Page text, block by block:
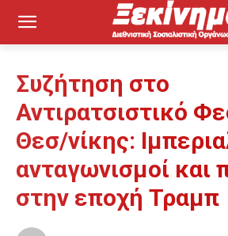
Συζήτηση στο
Αντιρατσιστικό
Θεσ/νίκης:
ανταγωνισμοί και
στην εποχή Τραμπ